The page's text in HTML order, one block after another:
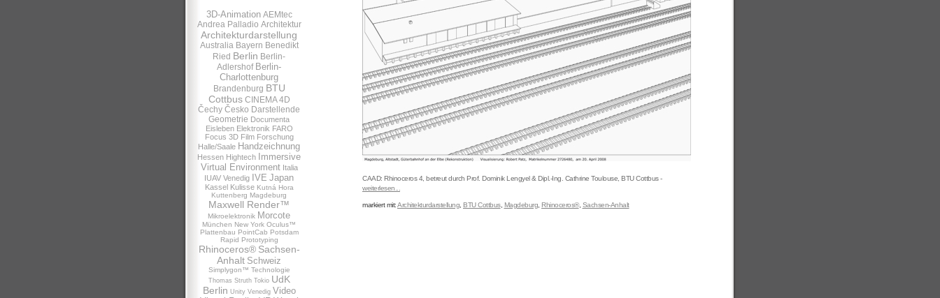
3D-Animation AEMtec
Andrea Palladio Architektur
Architekturdarstellung
Australia Bayern Benedikt
Ried Berlin Berlin-
Adlershof Berlin-
Charlottenburg
Brandenburg BTU
Cottbus CINEMA 4D
Čechy Česko Darstellende
Geometrie Documenta
Eisleben Elektronik FARO
Focus 3D Film Forschung
Halle/Saale Handzeichnung
Hessen Hightech
Immersive
Virtual Environment Italia
IUAV Venedig IVE Japan
Kassel Kulisse Kutná Hora
Kuttenberg Magdeburg
Maxwell Render™
Mikroelektronik Morcote
München New York Oculus™
Plattenbau PointCab Potsdam
Rapid Prototyping
Rhinoceros® Sachsen-
Anhalt Schweiz
Simplygon™ Technologie
Thomas Struth Tokio UdK
Berlin Unity Venedig Video
CAAD: Rhinoceros 4, betreut durch Prof. Dominik Lengyel & Dipl.-Ing. Cathrine Toulouse, BTU Cottbus -
weiterlesen...
markiert mit:Architekturdarstellung BTU Cottbus, Magdeburg Rhinoceros®, Sachsen-Anhalt